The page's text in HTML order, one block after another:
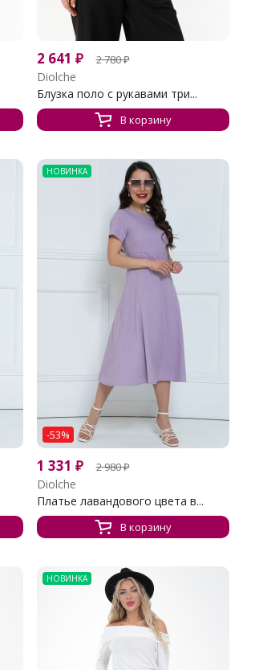
2 641 ₽ 2 780₽
Diolche
Блузка поло с рукавами три...
В корзину
НОВИНКА
-53%
1 331 ₽ 2 980₽
Diolche
Платье лавандового цвета в...
В корзину
НОВИНКА